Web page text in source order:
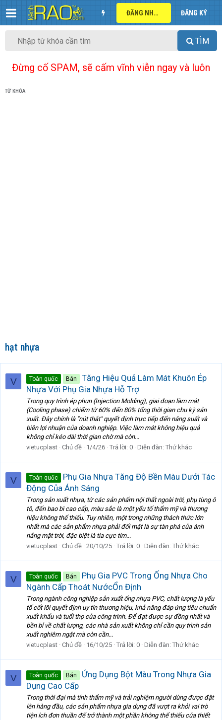
ĐĂNG NHẬP ĐĂNG KÝ
TÌM
Đừng cố SPAM, sẽ cấm vĩnh viễn ngay và luôn
TỪ KHÓA
hạt nhựa
V Toàn quốc Bán
Tăng Hiệu Quả Làm Mát Khuôn Ép
Nhựa Với Phụ Gia Nhựa Hỗ Trợ
Trong quy trình ép phun (Injection Molding), giai đoạn làm mát
(Cooling phase) chiếm từ 60% đến 80% tổng thời gian chu kỳ sản
xuất. Đây chính là "nút thắt" quyết định trực tiếp đến năng suất và
biên lợi nhuận của doanh nghiệp. Việc làm mát không hiệu quả
không chỉ kéo dài thời gian chờ mà còn...
vietucplast Chủ đề 1/4/26 Trả lời: 0 Diễn đàn: Thứ khác
V Toàn quốc
Phụ Gia Nhựa Tăng Độ Bền Màu Dưới Tác
Động Của Ánh Sáng
Trong sản xuất nhựa, từ các sản phẩm nội thất ngoài trời, phụ tùng ô
tô, đến bao bì cao cấp, màu sắc là một yếu tố thẩm mỹ và thương
hiệu không thể thiếu. Tuy nhiên, một trong những thách thức lớn
nhất mà các sản phẩm nhựa phải đối mặt là sự tàn phá của ánh
nắng mặt trời, đặc biệt là tia cực tím...
vietucplast Chủ đề 20/10/25 Trả lời: 0 Diễn đàn: Thứ khác
V Toàn quốc Bán
Phụ Gia PVC Trong Ống Nhựa Cho
Ngành Cấp Thoát NướcỔn Định
Trong ngành công nghiệp sản xuất ống nhựa PVC, chất lượng là yếu
tố cốt lõi quyết định uy tín thương hiệu, khả năng đáp ứng tiêu chuẩn
xuất khẩu và tuổi thọ của công trình. Để đạt được sự đồng nhất và
bền bỉ về chất lượng, các nhà sản xuất không chỉ cần quy trình sản
xuất nghiêm ngặt mà còn cần...
vietucplast Chủ đề 16/10/25 Trả lời: 0 Diễn đàn: Thứ khác
V Toàn quốc Bán
Ứng Dụng Bột Màu Trong Nhựa Gia
Dụng Cao Cấp
Trong thời đại mà tính thẩm mỹ và trải nghiệm người dùng được đặt
lên hàng đầu, các sản phẩm nhựa gia dụng đã vượt ra khỏi vai trò
tiện ích đơn thuần để trở thành một phần không thể thiếu của thiết